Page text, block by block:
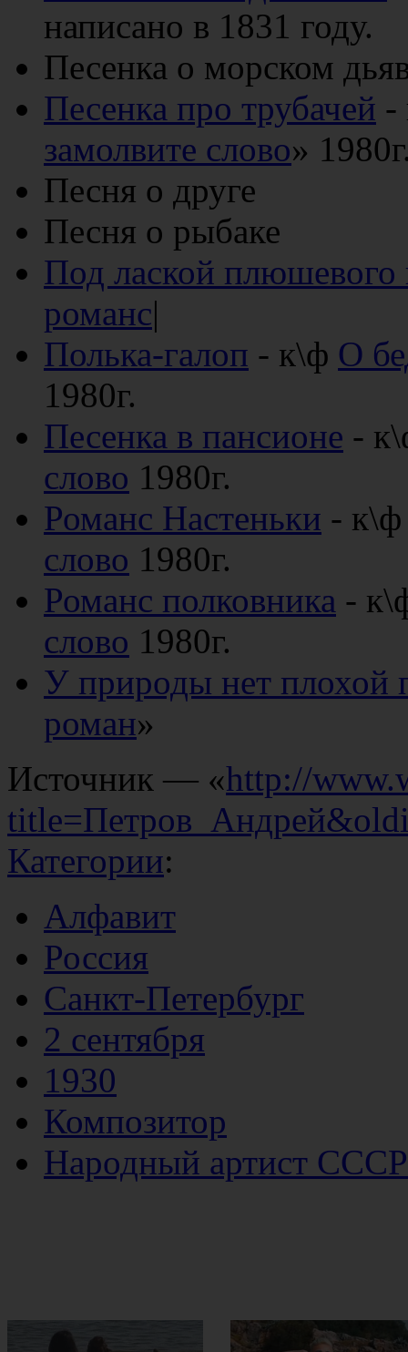
написано в 1831 году.
Песенка о морском
Песенка про трубачей -
замолвите слово»
Песня о друге
Песня о рыбаке
Под лаской плюшевого
романс|
Полька-галоп - к\ф О
1980г.
Песенка в пансионе -
слово 1980г.
Романс Настеньки -
слово 1980г.
Романс полковника -
слово 1980г.
У природы нет плохой
роман»
Источник — «http://
Категории:
Алфавит
Россия
Санкт-Петербург
2 сентября
1930
Композитор
Народный артист СССР